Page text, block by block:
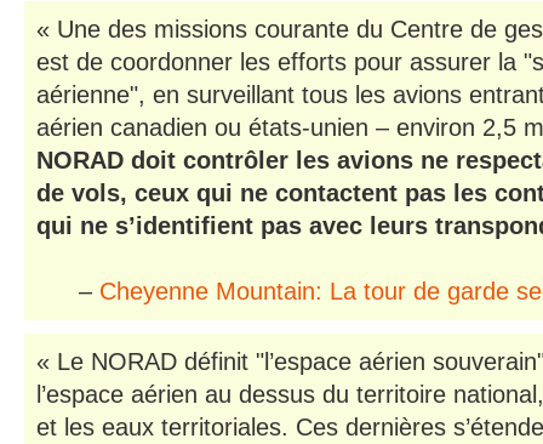
« Une des missions courante du Centre de
est de coordonner les efforts pour assurer la
aérienne", en surveillant tous les avions
aérien canadien ou états-unien – environ 2,5
NORAD doit contrôler les avions ne
de vols, ceux qui ne contactent pas les
qui ne s’identifient pas avec leurs
– Cheyenne Mountain: La tour de garde
« Le NORAD définit "l’espace aérien
l’espace aérien au dessus du territoire
et les eaux territoriales. Ces dernières